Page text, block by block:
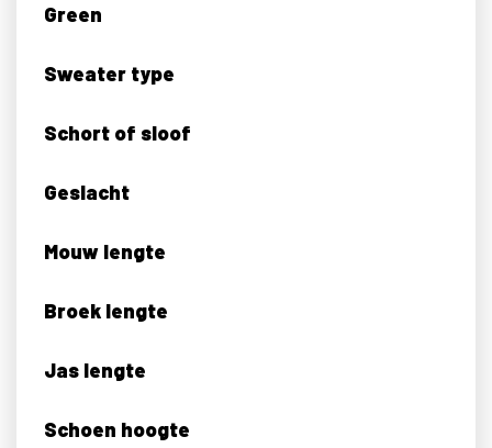
Green
Sweater type
Schort of sloof
Geslacht
Mouw lengte
Broek lengte
Jas lengte
Schoen hoogte